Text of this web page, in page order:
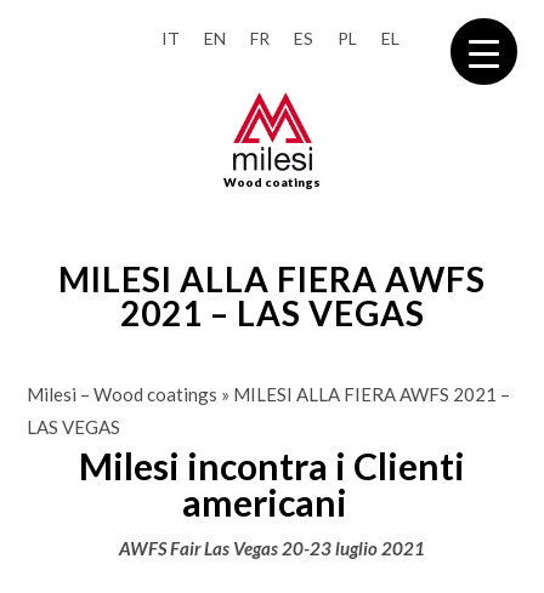
IT EN FR ES PL EL
Wood coatings
MILESI ALLA FIERA AWFS
2021 – LAS VEGAS
Milesi – Wood coatings » MILESI ALLA FIERA AWFS 2021 –
LAS VEGAS
Milesi incontra i Clienti
americani
AWFS Fair Las Vegas 20-23 luglio 2021